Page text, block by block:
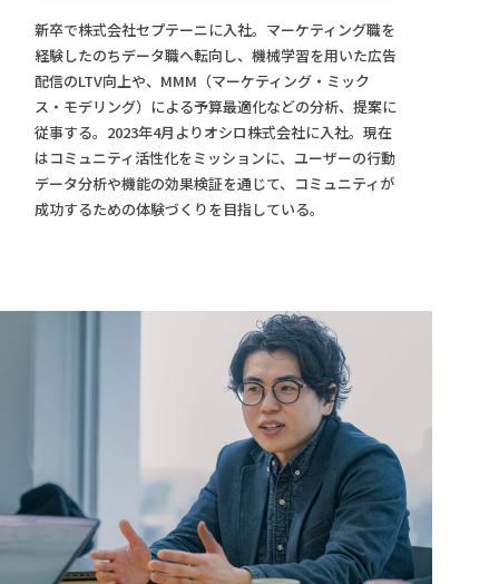
新卒で株式会社セプテーニに入社。マーケティング職を
経験したのちデータ職へ転向し、機械学習を用いた広告
配信のLTV向上や、MMM（マーケティング・ミック
ス・モデリング）による予算最適化などの分析、提案に
従事する。2023年4月よりオシロ株式会社に入社。現在
はコミュニティ活性化をミッションに、ユーザーの行動
データ分析や機能の効果検証を通じて、コミュニティが
成功するための体験づくりを目指している。